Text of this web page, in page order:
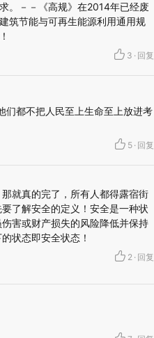
。－－《高规》在2014年已经废
筑节能与可再生能源利用通用规
3 · 回复
们都不把人民至上生命至上放进考
5 · 回复
就真的完了，所有人都得露宿街
了解安全的定义！安全是一种状
害或财产损失的风险降低并保持
状态即安全状态！
2 · 回复